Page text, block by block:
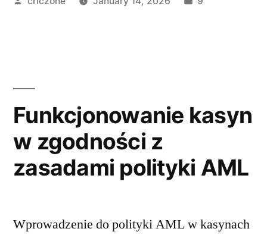
Funkcjonowanie kasyn
w zgodności z
zasadami polityki AML
Wprowadzenie do polityki AML w kasynach